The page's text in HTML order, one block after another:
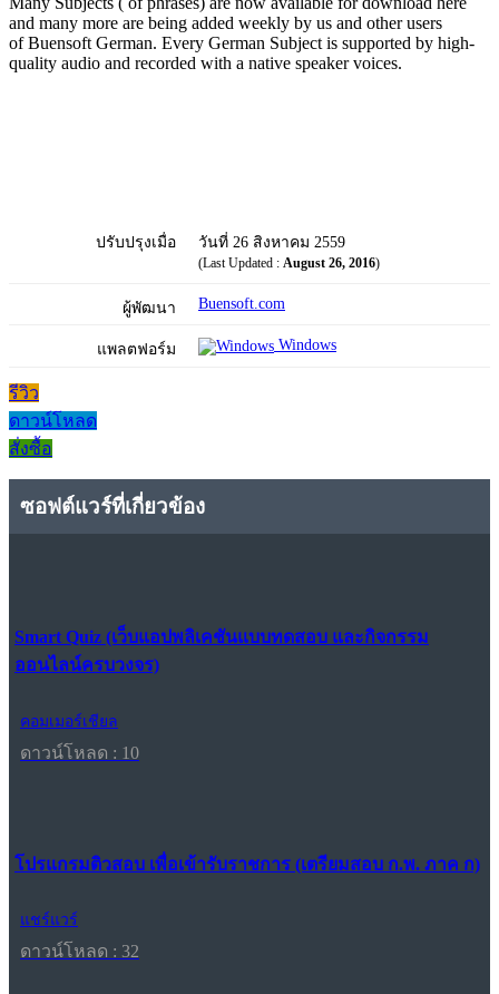
and many more are being added weekly by us and other users
of Buensoft German. Every German Subject is supported by high-
quality audio and recorded with a native speaker voices.
ปรับปรุงเมื่อ วันที่ 26 สิงหาคม 2559
(Last Updated : August 26, 2016)
ผู้พัฒนา Buensoft.com
แพลตฟอร์ม Windows
รีวิว
ดาวน์โหลด
สั่งซื้อ
ซอฟต์แวร์ที่เกี่ยวข้อง
Smart Quiz (เว็บแอปพลิเคชันแบบทดสอบ และกิจกรรม
ออนไลน์ครบวงจร)
คอมเมอร์เชียล
ดาวน์โหลด : 10
โปรแกรมติวสอบ เพื่อเข้ารับราชการ (เตรียมสอบ ก.พ. ภาค ก)
แชร์แวร์
ดาวน์โหลด : 32